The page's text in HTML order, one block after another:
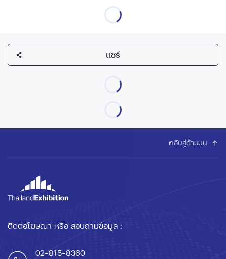
แชร์
กลับสู่ด้านบน
ติดต่อโฆษณา หรือ สอบถามข้อมูล :
02-815-8360